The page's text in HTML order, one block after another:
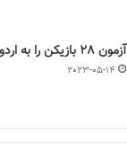
آزمون 28 بازیکن را به اردو فرا خواند
2023-05-14